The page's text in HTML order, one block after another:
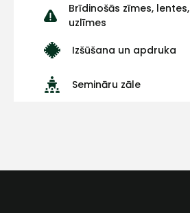
Brīdinošās zīmes, lentes,
uzlīmes
Izšūšana un apdruka
Semināru zāle